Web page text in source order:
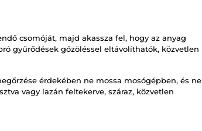
csomóját, majd akassza fel, hogy az anyag
gyűrődések gőzöléssel eltávolíthatók, közvetlen
érdekében ne mossa mosógépben, és ne
vagy lazán feltekerve, száraz, közvetlen